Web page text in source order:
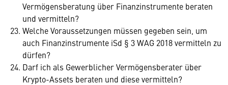
Vermögensberatung über Finanzinstrumente beraten
und vermitteln?
Welche Voraussetzungen müssen gegeben sein, um
auch Finanzinstrumente iSd § 3 WAG 2018 vermitteln zu
dürfen?
Darf ich als Gewerblicher Vermögensberater über
Krypto-Assets beraten und diese vermitteln?